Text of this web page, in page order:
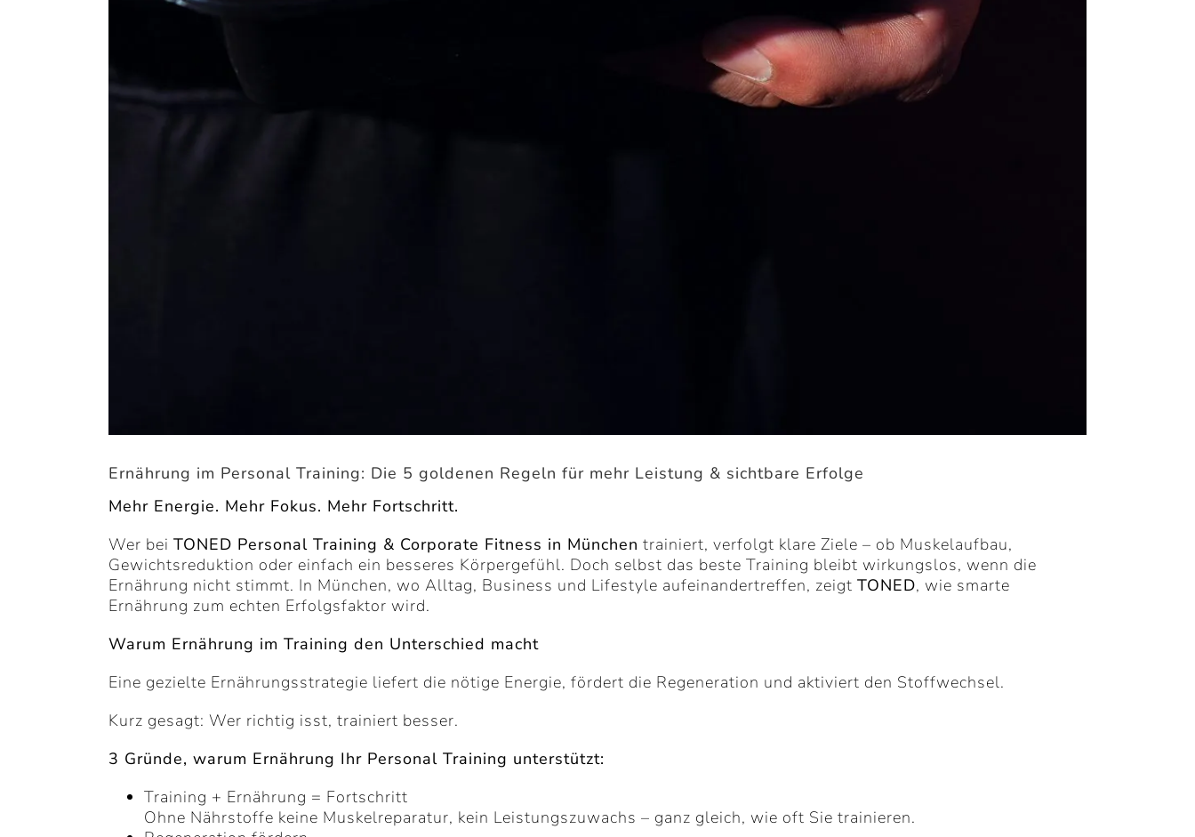
Ernährung im Personal Training: Die 5 goldenen Regeln für mehr Leistung & sichtbare Erfolge
Mehr Energie. Mehr Fokus. Mehr Fortschritt.
Wer bei TONED Personal Training & Corporate Fitness in München trainiert, verfolgt klare Ziele – ob Muskelaufbau,
Gewichtsreduktion oder einfach ein besseres Körpergefühl. Doch selbst das beste Training bleibt wirkungslos, wenn die
Ernährung nicht stimmt. In München, wo Alltag, Business und Lifestyle aufeinandertreffen, zeigt TONED, wie smarte
Ernährung zum echten Erfolgsfaktor wird.
Warum Ernährung im Training den Unterschied macht
Eine gezielte Ernährungsstrategie liefert die nötige Energie, fördert die Regeneration und aktiviert den Stoffwechsel.
Kurz gesagt: Wer richtig isst, trainiert besser.
3 Gründe, warum Ernährung Ihr Personal Training unterstützt:
Training + Ernährung = Fortschritt
Ohne Nährstoffe keine Muskelreparatur, kein Leistungszuwachs – ganz gleich, wie oft Sie trainieren.